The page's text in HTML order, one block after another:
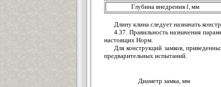
Глубина внедрения l, мм
Длину клина следует назначать
4.37. Правильность назначения
настоящих Норм.
Для конструкций замков,
предварительных испытаний.
Диаметр замка, мм